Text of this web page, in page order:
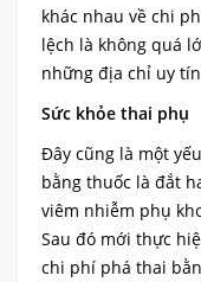
khác nhau về chi
lệch là không quá
những địa chỉ uy
Sức khỏe thai phụ
Đây cũng là một
bằng thuốc là đắt
viêm nhiễm phụ
Sau đó mới thực
chi phí phá thai